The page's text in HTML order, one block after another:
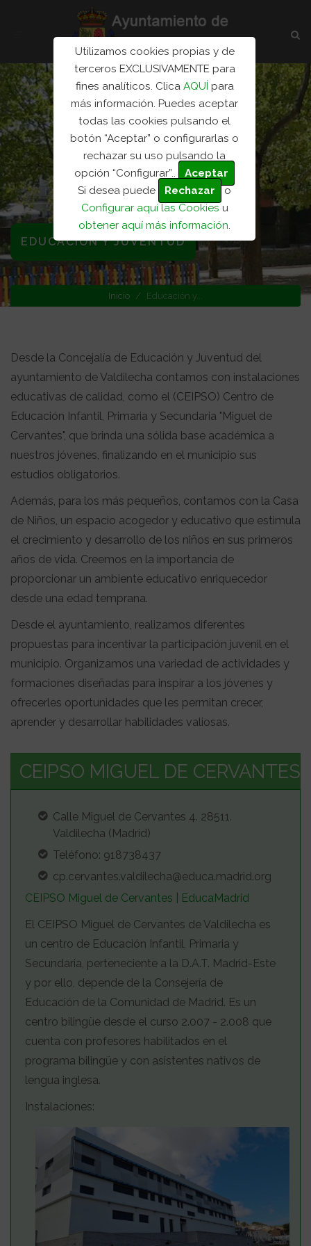
Utilizamos cookies propias y de
terceros EXCLUSIVAMENTE para
fines analíticos. Clica AQUÍ para
más información. Puedes aceptar
todas las cookies pulsando el
botón “Aceptar” o configurarlas o
rechazar su uso pulsando la
opción “Configurar”..
Aceptar
Si desea puede
Rechazar
o
Configurar aquí las Cookies u
obtener aquí más información.
EDUCACIÓN Y JUVENTUD
Inicio Educación y...
Desde la Concejalía de Educación y Juventud del
ayuntamiento de Valdilecha contamos con instalaciones
educativas de calidad, como el (CEIPSO) Centro de
Educación Infantil, Primaria y Secundaria "Miguel de
Cervantes", que brinda una sólida base académica a
nuestros jóvenes, finalizando en el municipio sus
estudios obligatorios.
Además, para los más pequeños, contamos con la Casa
de Niños, un espacio acogedor y educativo que estimula
el crecimiento y desarrollo de los niños en sus primeros
años de vida. Creemos en la importancia de
proporcionar un ambiente educativo enriquecedor
desde una edad temprana.
Desde el ayuntamiento, realizamos diferentes
propuestas para incentivar la participación juvenil en el
municipio. Organizamos una variedad de actividades y
formaciones diseñadas para inspirar a los jóvenes y
ofrecerles oportunidades que les permitan crecer,
aprender y desarrollar habilidades valiosas.
CEIPSO MIGUEL DE CERVANTES
Calle Miguel de Cervantes 4. 28511.
Valdilecha (Madrid)
Teléfono: 918738437
cp.cervantes.valdilecha@educa.madrid.org
CEIPSO Miguel de Cervantes | EducaMadrid
El CEIPSO Miguel de Cervantes de Valdilecha es
un centro de Educación Infantil, Primaria y
Secundaria, perteneciente a la D.A.T. Madrid-Este
y por ello, depende de la Consejería de
Educación de la Comunidad de Madrid. Es un
centro bilingüe desde el curso 2.007 - 2.008 que
cuenta con profesores habilitados en el
programa bilingüe y con asistentes nativos de
lengua inglesa.
Instalaciones: